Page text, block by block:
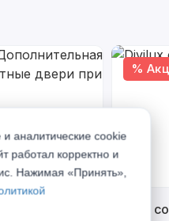
%
Divilux
аналитические cookie
работал корректно и
Нажимая «Принять»,